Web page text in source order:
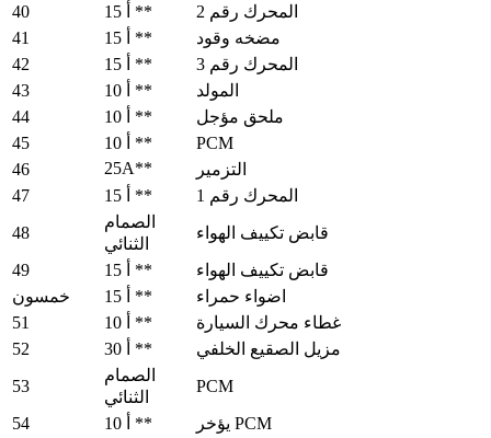
40
15 أ **
المحرك رقم 2
41
15 أ **
مضخه وقود
42
15 أ **
المحرك رقم 3
43
10 أ **
المولد
44
10 أ **
ملحق مؤجل
45
10 أ **
PCM
46
25A**
التزمير
47
15 أ **
المحرك رقم 1
48
الصمام
الثنائي
قابض تكييف الهواء
49
15 أ **
قابض تكييف الهواء
خمسون
15 أ **
اضواء حمراء
51
10 أ **
غطاء محرك السيارة
52
30 أ **
مزيل الصقيع الخلفي
53
الصمام
الثنائي
PCM
54
10 أ **
يؤخر PCM